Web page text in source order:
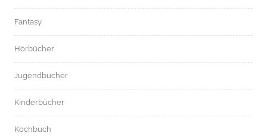
Fantasy
Hörbücher
Jugendbücher
Kinderbücher
Kochbuch